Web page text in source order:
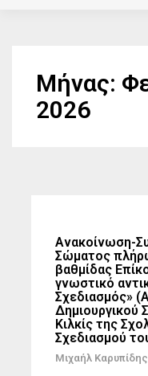
Μήνας:
2026
Ανακοίνωση-
Σώματος
βαθμίδας
γνωστικό
Σχεδιασμός»
Δημιουργικού
Κιλκίς της
Σχεδιασμού
Μιχαήλ Καρυπίδης